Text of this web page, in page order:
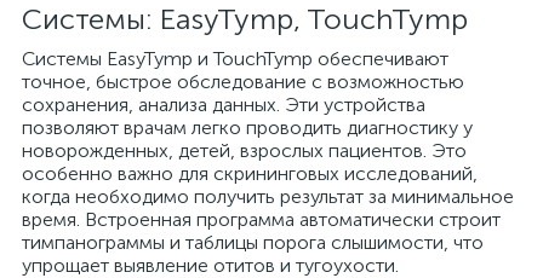
Системы: EasyTymp, TouchTymp
Системы EasyTymp и TouchTymp обеспечивают
точное, быстрое обследование с возможностью
сохранения, анализа данных. Эти устройства
позволяют врачам легко проводить диагностику у
новорожденных, детей, взрослых пациентов. Это
особенно важно для скрининговых исследований,
когда необходимо получить результат за минимальное
время. Встроенная программа автоматически строит
тимпанограммы и таблицы порога слышимости, что
упрощает выявление отитов и тугоухости.